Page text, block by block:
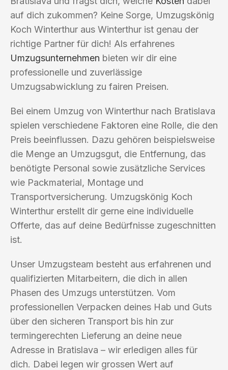
auf dich zukommen? Keine Sorge, Umzugskönig
Koch Winterthur aus Winterthur ist genau der
richtige Partner für dich! Als erfahrenes
Umzugsunternehmen bieten wir dir eine
professionelle und zuverlässige
Umzugsabwicklung zu fairen Preisen.
Bei einem Umzug von Winterthur nach Bratislava
spielen verschiedene Faktoren eine Rolle, die den
Preis beeinflussen. Dazu gehören beispielsweise
die Menge an Umzugsgut, die Entfernung, das
benötigte Personal sowie zusätzliche Services
wie Packmaterial, Montage und
Transportversicherung. Umzugskönig Koch
Winterthur erstellt dir gerne eine individuelle
Offerte, das auf deine Bedürfnisse zugeschnitten
ist.
Unser Umzugsteam besteht aus erfahrenen und
qualifizierten Mitarbeitern, die dich in allen
Phasen des Umzugs unterstützen. Vom
professionellen Verpacken deines Hab und Guts
über den sicheren Transport bis hin zur
termingerechten Lieferung an deine neue
Adresse in Bratislava – wir erledigen alles für
dich. Dabei legen wir grossen Wert auf